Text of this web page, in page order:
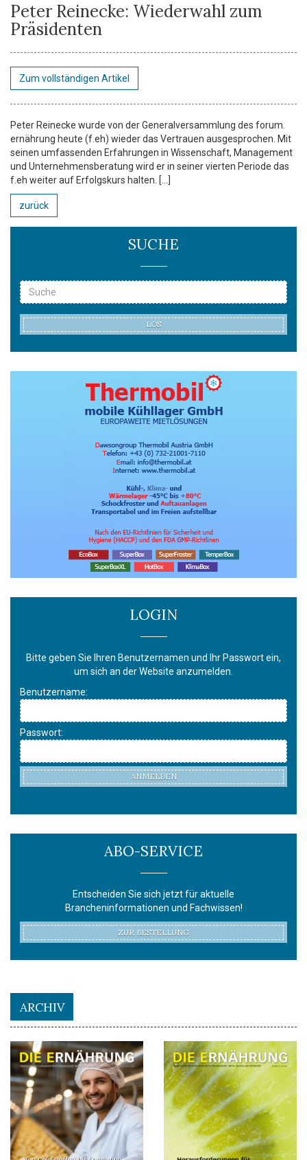
Peter Reinecke: Wiederwahl zum
Präsidenten
Zum vollständigen Artikel
Peter Reinecke wurde von der Generalversammlung des forum.
ernährung heute (f.eh) wieder das Vertrauen ausgesprochen. Mit
seinen umfassenden Erfahrungen in Wissenschaft, Management
und Unternehmensberatung wird er in seiner vierten Periode das
f.eh weiter auf Erfolgskurs halten. [...]
zurück
SUCHE
LOS
LOGIN
Bitte geben Sie Ihren Benutzernamen und Ihr Passwort ein,
um sich an der Website anzumelden.
Benutzername:
Passwort:
ANMELDEN
ABO-SERVICE
Entscheiden Sie sich jetzt für aktuelle
Brancheninformationen und Fachwissen!
ZUR BESTELLUNG
ARCHIV